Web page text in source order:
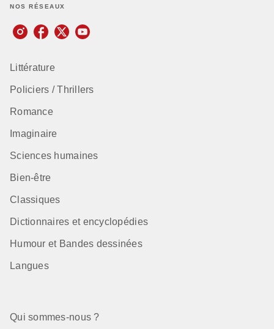
NOS RÉSEAUX
Littérature
Policiers / Thrillers
Romance
Imaginaire
Sciences humaines
Bien-être
Classiques
Dictionnaires et encyclopédies
Humour et Bandes dessinées
Langues
Qui sommes-nous ?